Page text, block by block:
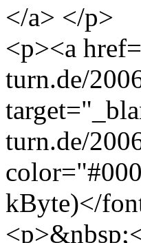
</a> </p>
<p><a
turn.de/
turn.de/
kByte)</